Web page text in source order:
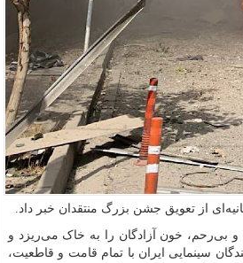
از تعویق جشن بزرگ منتقدان خبر داد.
و بی‌رحم، خون آزادگان را به خاک می‌ریزد و
سینمایی ایران با تمام قامت و قاطعیت،